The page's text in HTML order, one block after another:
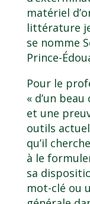
matériel
littérature
se nomme
Prince-
Pour le
« d’un
et une
outils
qu’il
à le
sa
mot-clé ou